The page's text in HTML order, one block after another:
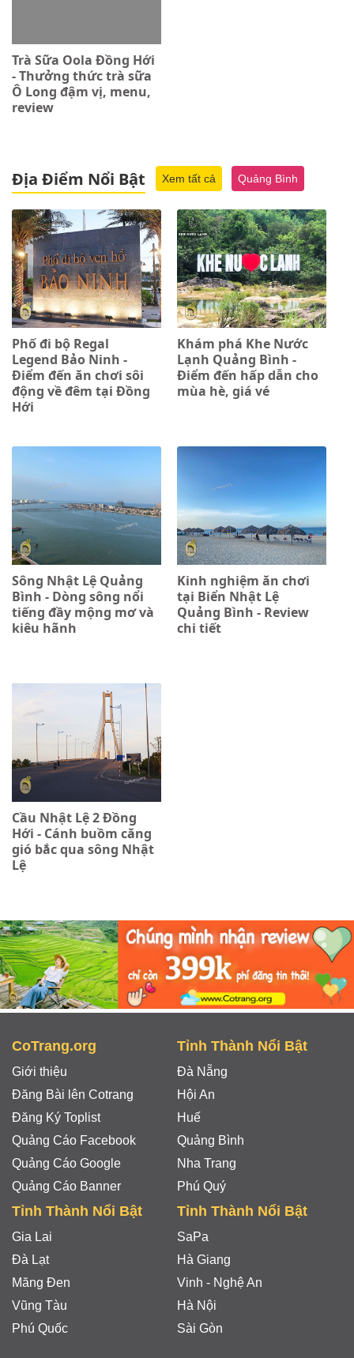
Trà Sữa Oola Đồng Hới
- Thưởng thức trà sữa
Ô Long đậm vị, menu,
review
Địa Điểm Nổi Bật Xem tất cả Quảng Bình
Phố đi bộ Regal
Legend Bảo Ninh -
Điểm đến ăn chơi sôi
động về đêm tại Đồng
Hới
Khám phá Khe Nước
Lạnh Quảng Bình -
Điểm đến hấp dẫn cho
mùa hè, giá vé
Sông Nhật Lệ Quảng
Bình - Dòng sông nổi
tiếng đầy mộng mơ và
kiêu hãnh
Kinh nghiệm ăn chơi
tại Biển Nhật Lệ
Quảng Bình - Review
chi tiết
Cầu Nhật Lệ 2 Đồng
Hới - Cánh buồm căng
gió bắc qua sông Nhật
Lệ
CoTrang.org
Giới thiệu
Đăng Bài lên Cotrang
Đăng Ký Toplist
Quảng Cáo Facebook
Quảng Cáo Google
Quảng Cáo Banner
Tỉnh Thành Nổi Bật
Đà Nẵng
Hội An
Huế
Quảng Bình
Nha Trang
Phú Quý
Tỉnh Thành Nổi Bật
Gia Lai
Đà Lạt
Măng Đen
Vũng Tàu
Phú Quốc
Tỉnh Thành Nổi Bật
SaPa
Hà Giang
Vinh - Nghệ An
Hà Nội
Sài Gòn